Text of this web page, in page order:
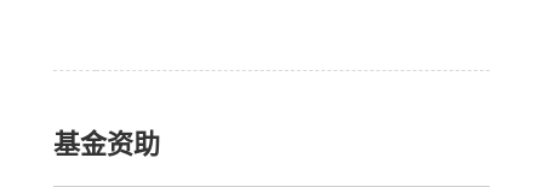
基金资助